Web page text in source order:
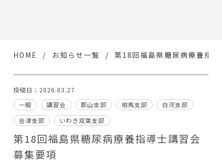
HOME お知らせ一覧 第18回福島県糖尿病療養指
投稿日：2026.03.27
一般
講習会 郡山支部 相馬支部
白河支部
会津支部
いわき双葉支部
第18回福島県糖尿病療養指導士講習会
募集要項